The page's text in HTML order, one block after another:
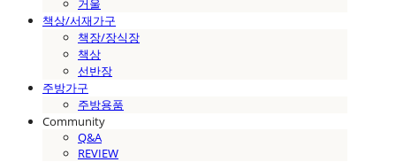
거울
책상/서재가구
책장/장식장
책상
선반장
주방가구
주방용품
Community
Q&A
REVIEW